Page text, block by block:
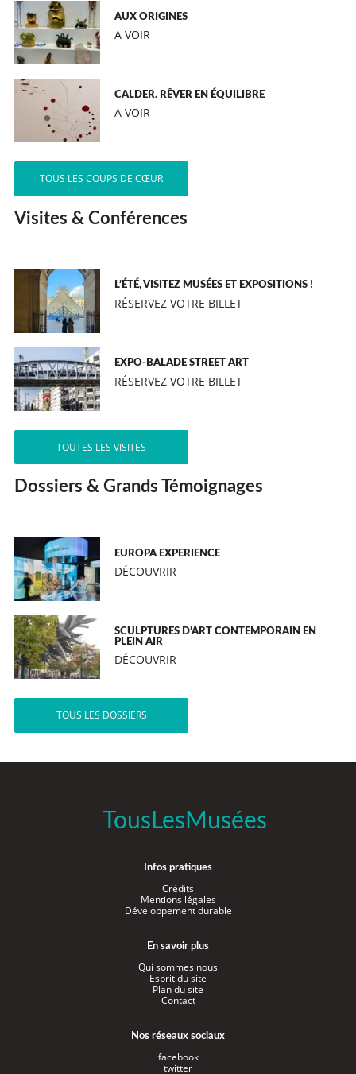
AUX ORIGINES
A VOIR
CALDER. RÊVER EN ÉQUILIBRE
A VOIR
TOUS LES COUPS DE CŒUR
Visites & Conférences
L’ÉTÉ, VISITEZ MUSÉES ET EXPOSITIONS !
RÉSERVEZ VOTRE BILLET
EXPO-BALADE STREET ART
RÉSERVEZ VOTRE BILLET
TOUTES LES VISITES
Dossiers & Grands Témoignages
EUROPA EXPERIENCE
DÉCOUVRIR
SCULPTURES D’ART CONTEMPORAIN EN
PLEIN AIR
DÉCOUVRIR
TOUS LES DOSSIERS
TousLesMusées
Infos pratiques
Crédits
Mentions légales
Développement durable
En savoir plus
Qui sommes nous
Esprit du site
Plan du site
Contact
Nos réseaux sociaux
facebook
twitter